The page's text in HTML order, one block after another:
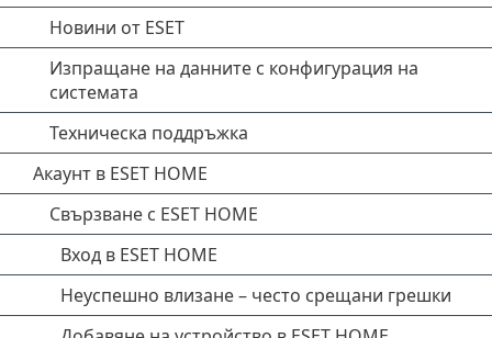
Новини от ESET
Изпращане на данните с конфигурация на
системата
Техническа поддръжка
Акаунт в ESET HOME
Свързване с ESET HOME
Вход в ESET HOME
Неуспешно влизане – често срещани грешки